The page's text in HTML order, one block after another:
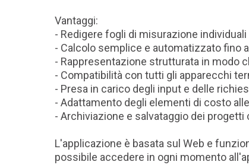
Vantaggi:
- Redigere fogli di misurazione
- Calcolo semplice e automatizzato fino
- Rappresentazione strutturata in modo
- Compatibilità con tutti gli apparecchi
- Presa in carico degli input e delle
- Adattamento degli elementi di costo
- Archiviazione e salvataggio dei
L'applicazione è basata sul Web e
possibile accedere in ogni momento